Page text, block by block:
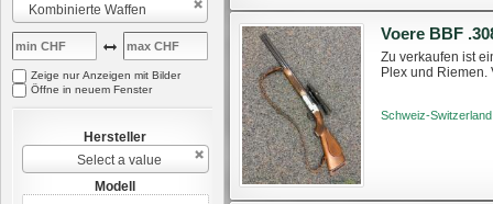
Voere BBF
Zu verkaufen ist
Plex und Riemen.
Schweiz-
Kombinierte Waffen
Zeige nur Anzeigen mit Bilder
Öffne in neuem Fenster
Hersteller
Select a value
Modell